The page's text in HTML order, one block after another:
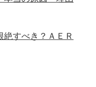
すべき？ＡＥＲ